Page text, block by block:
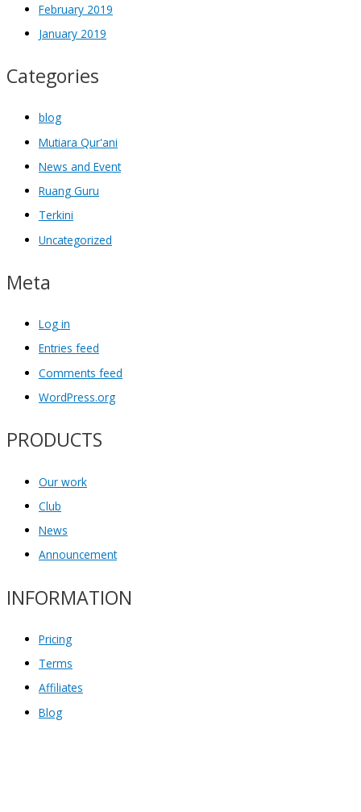
February 2019
January 2019
Categories
blog
Mutiara Qur'ani
News and Event
Ruang Guru
Terkini
Uncategorized
Meta
Log in
Entries feed
Comments feed
WordPress.org
PRODUCTS
Our work
Club
News
Announcement
INFORMATION
Pricing
Terms
Affiliates
Blog